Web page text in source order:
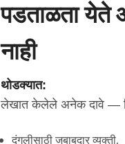
पडताळता येते
नाही
थोडक्यात:
लेखात केलेले अनेक दावे —
दंगलीसाठी जबाबदार व्यक्ती,